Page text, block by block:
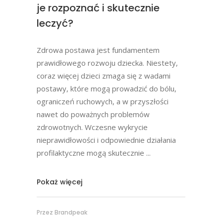
je rozpoznać i skutecznie
leczyć?
Zdrowa postawa jest fundamentem
prawidłowego rozwoju dziecka. Niestety,
coraz więcej dzieci zmaga się z wadami
postawy, które mogą prowadzić do bólu,
ograniczeń ruchowych, a w przyszłości
nawet do poważnych problemów
zdrowotnych. Wczesne wykrycie
nieprawidłowości i odpowiednie działania
profilaktyczne mogą skutecznie
Pokaż więcej
Przez Brandpeak